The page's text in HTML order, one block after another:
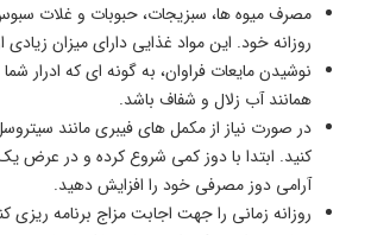
مصرف میوه­ ها، سبزیجات، حبوبات و غلات
روزانه خود. این مواد غذایی دارای میزان زیادی
نوشیدن مایعات فراوان، به گونه ای که ادرار
همانند آب زلال و شفاف باشد.
در صورت نیاز از مکمل­ های فیبری مانند
کنید. ابتدا با دوز کمی شروع کرده و در عرض یک
آرامی دوز مصرفی خود را افزایش دهید.
روزانه زمانی را­ جهت اجابت مزاج برنامه